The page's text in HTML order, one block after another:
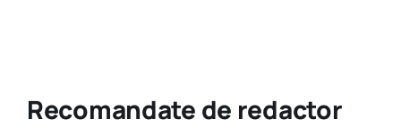
Recomandate de redactor